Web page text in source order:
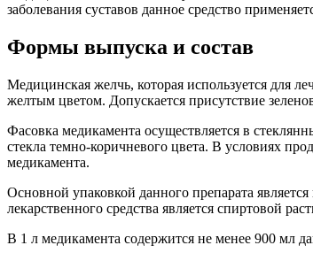
заболевания суставов данное средство
Формы выпуска и состав
Медицинская желчь, которая используется для
желтым цветом. Допускается присутствие
Фасовка медикамента осуществляется в
стекла темно-коричневого цвета. В условиях
медикамента.
Основной упаковкой данного препарата
лекарственного средства является спиртовой
В 1 л медикамента содержится не менее 900 мл